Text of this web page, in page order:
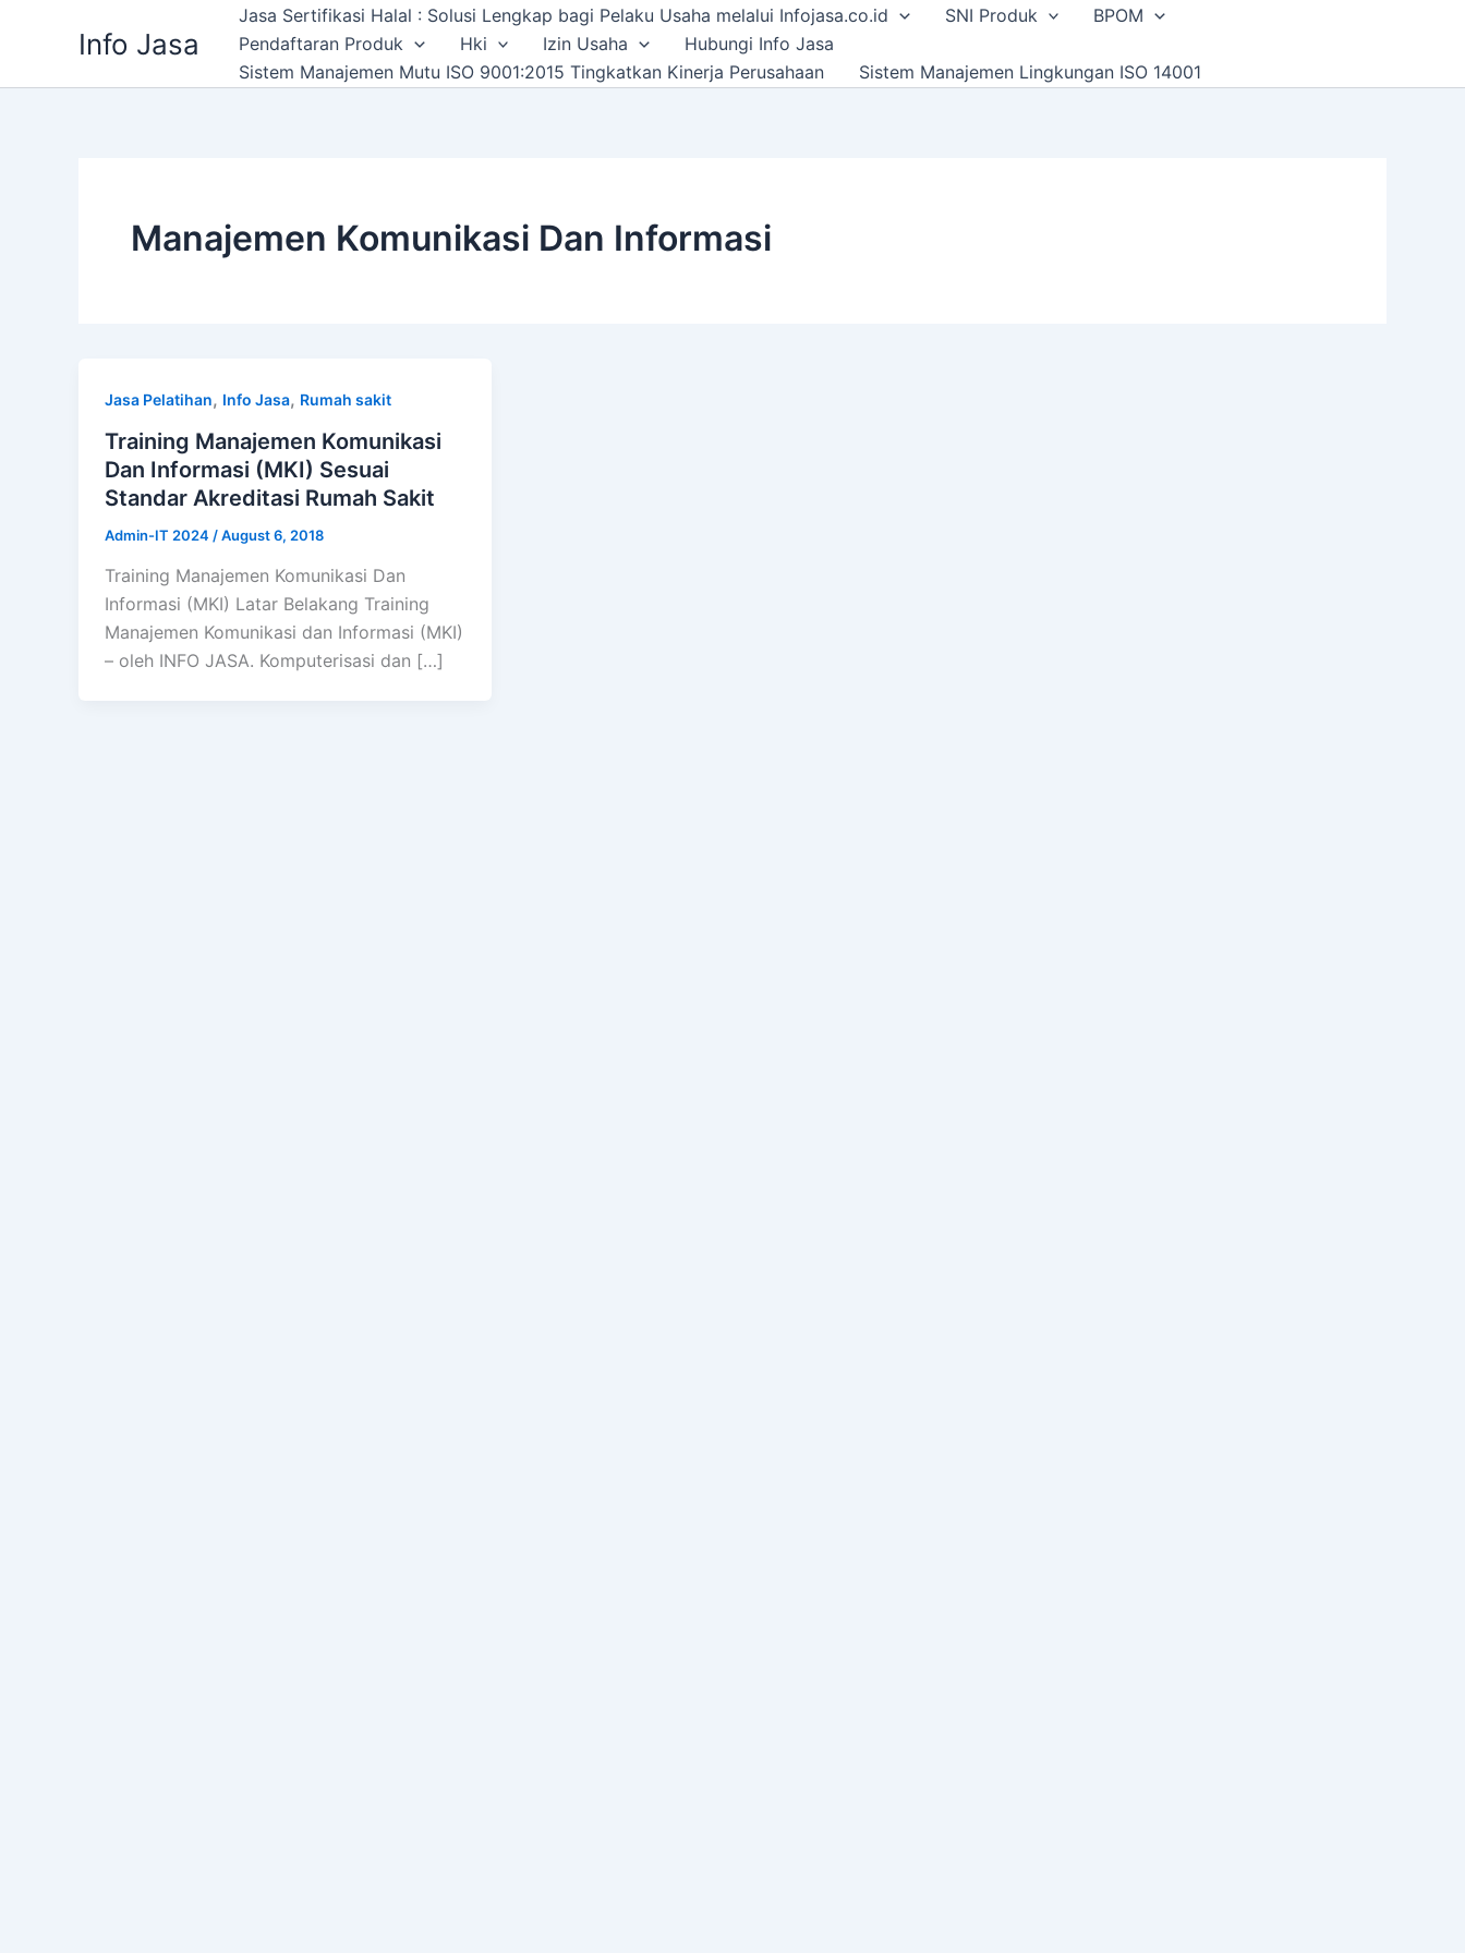
Info Jasa
Jasa Sertifikasi Halal : Solusi Lengkap bagi Pelaku Usaha melalui Infojasa.co.id SNI Produk
BPOM
Pendaftaran Produk
Hki Izin Usaha
Hubungi Info Jasa
Sistem Manajemen Mutu ISO 9001:2015 Tingkatkan Kinerja Perusahaan
Sistem Manajemen Lingkungan ISO 14001
Manajemen Komunikasi Dan Informasi
Jasa Pelatihan, Info Jasa, Rumah sakit
Training Manajemen Komunikasi
Dan Informasi (MKI) Sesuai
Standar Akreditasi Rumah Sakit
Admin-IT 2024 /August 6, 2018
Training Manajemen Komunikasi Dan
Informasi (MKI) Latar Belakang Training
Manajemen Komunikasi dan Informasi (MKI)
– oleh INFO JASA. Komputerisasi dan […]